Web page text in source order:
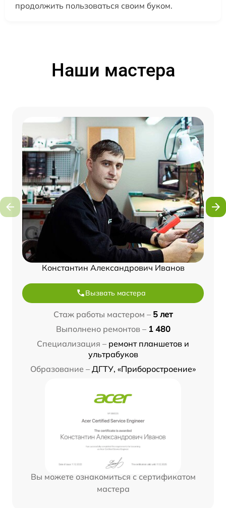
продолжить пользоваться своим буком.
Наши мастера
Константин Александрович Иванов
Вызвать мастера
Стаж работы мастером – 5 лет
Выполнено ремонтов – 1 480
Специализация – ремонт планшетов и
ультрабуков
Образование – ДГТУ, «Приборостроение»
Вы можете ознакомиться с сертификатом
мастера